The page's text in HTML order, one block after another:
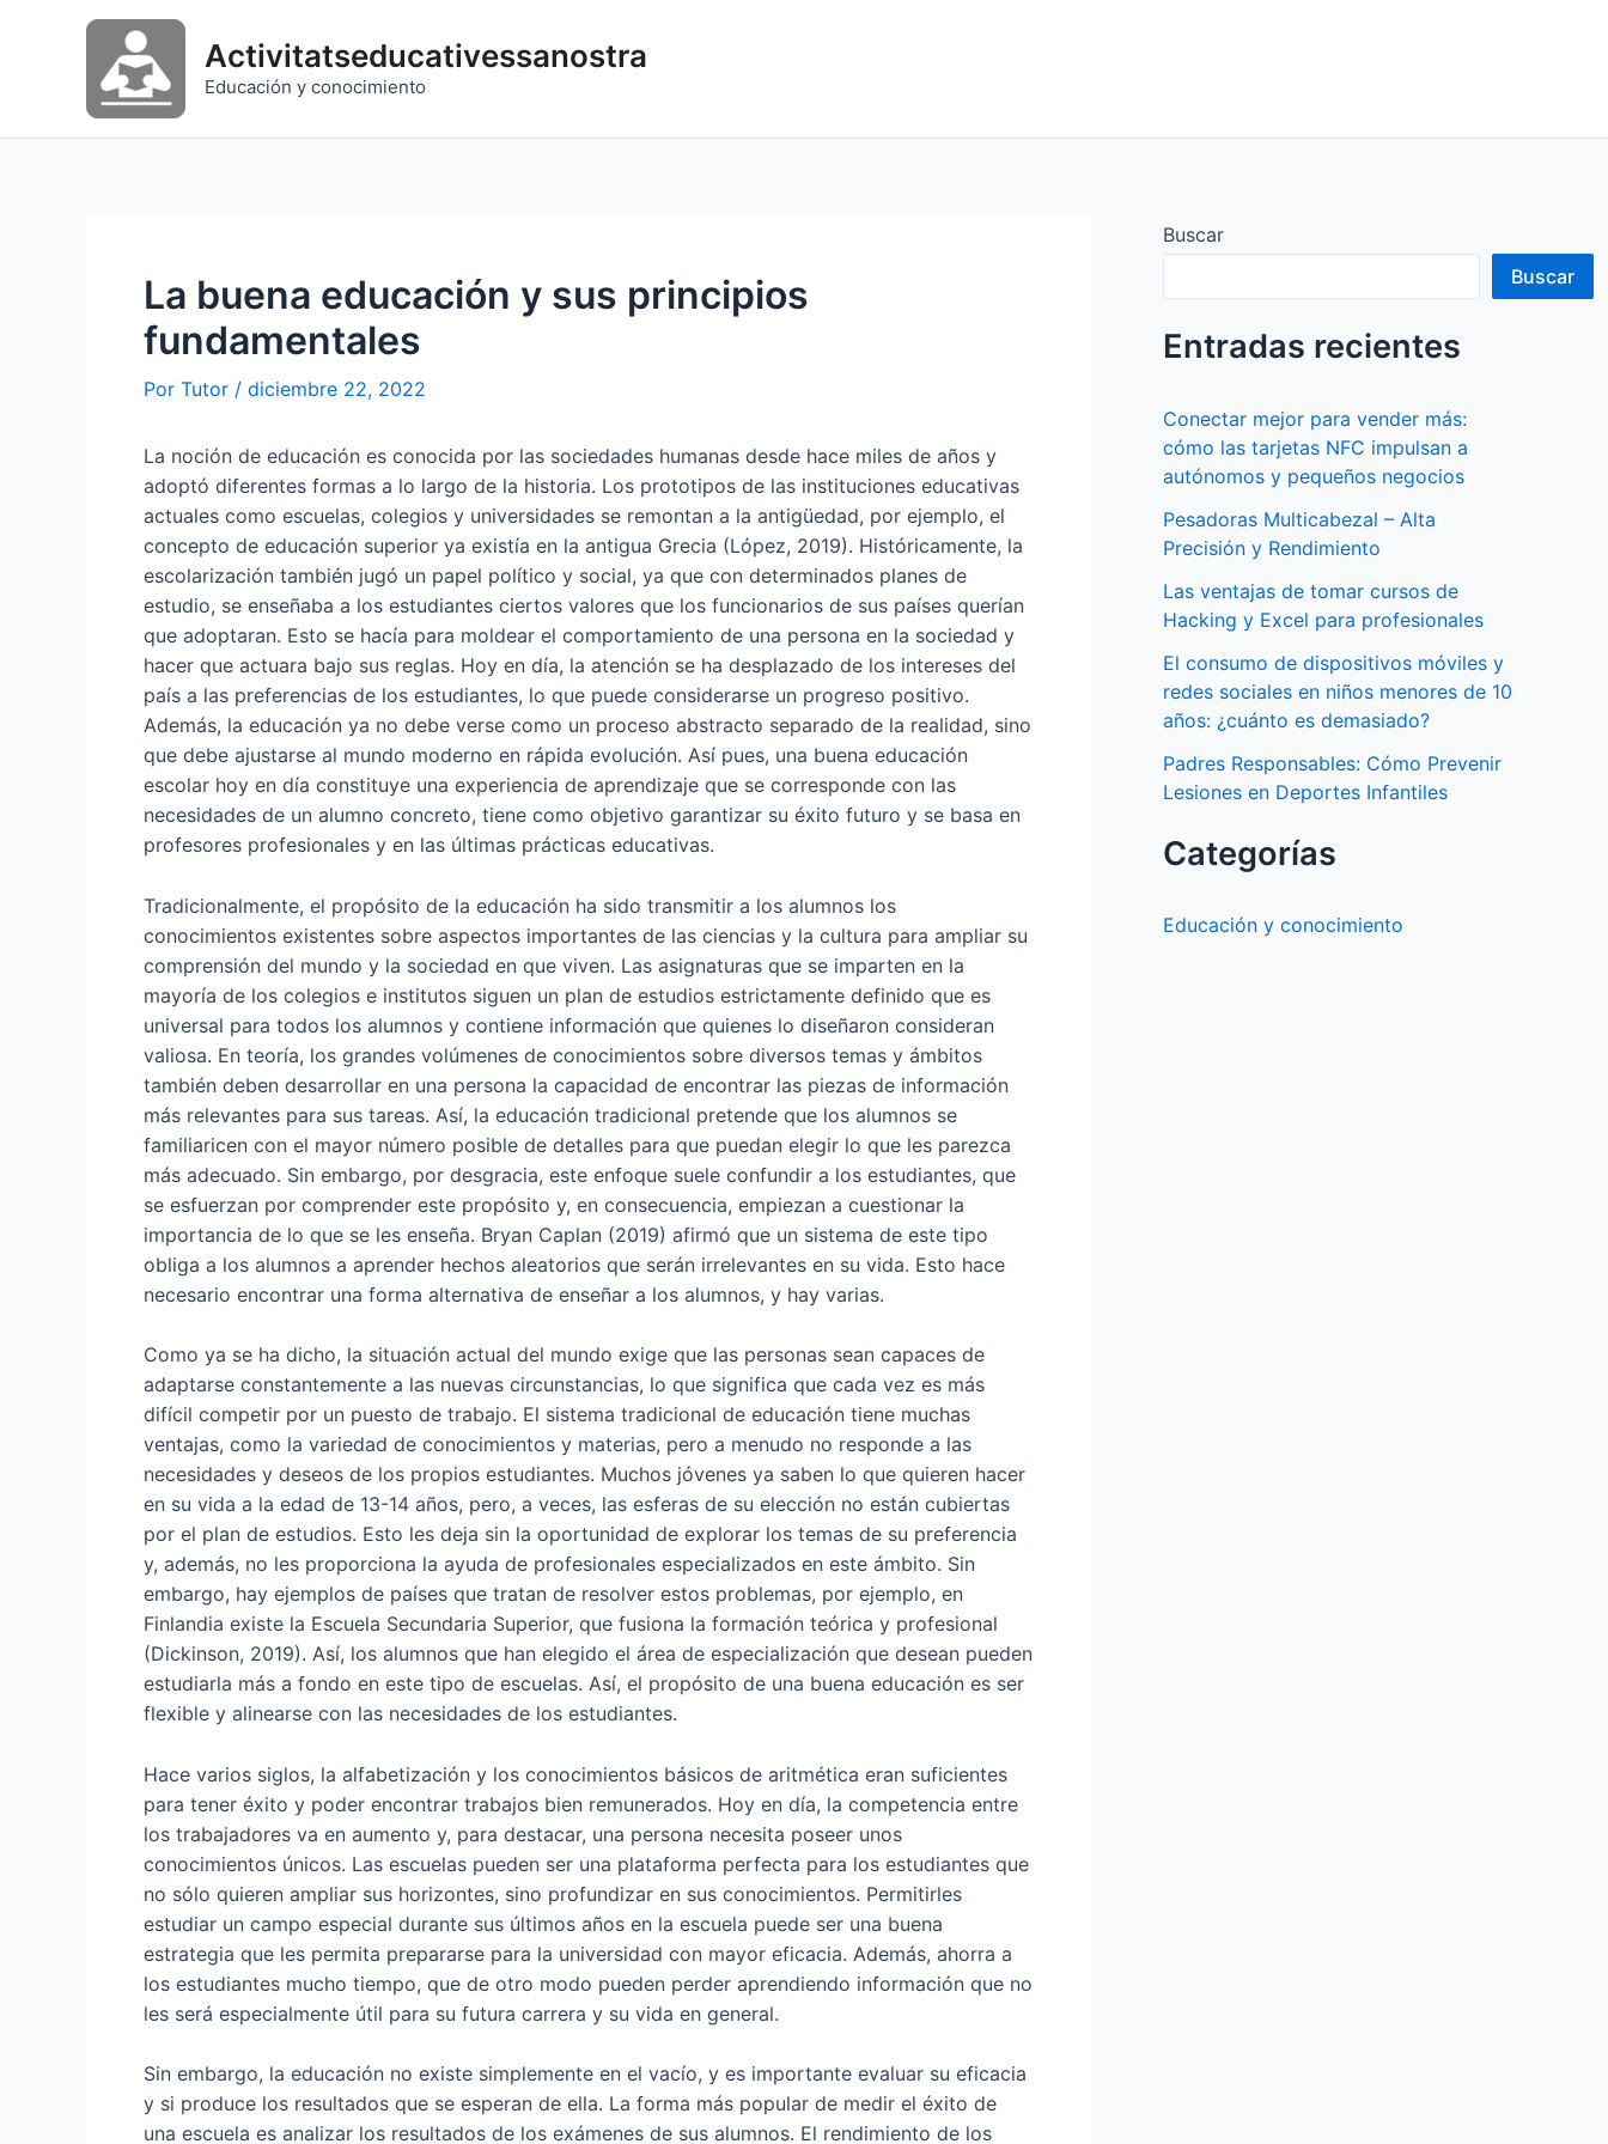
Activitatseducativessanostra
Educación y conocimiento
La buena educación y sus principios
fundamentales
Por Tutor / diciembre 22, 2022
La noción de educación es conocida por las sociedades humanas desde hace miles de años y
adoptó diferentes formas a lo largo de la historia. Los prototipos de las instituciones educativas
actuales como escuelas, colegios y universidades se remontan a la antigüedad, por ejemplo, el
concepto de educación superior ya existía en la antigua Grecia (López, 2019). Históricamente, la
escolarización también jugó un papel político y social, ya que con determinados planes de
estudio, se enseñaba a los estudiantes ciertos valores que los funcionarios de sus países querían
que adoptaran. Esto se hacía para moldear el comportamiento de una persona en la sociedad y
hacer que actuara bajo sus reglas. Hoy en día, la atención se ha desplazado de los intereses del
país a las preferencias de los estudiantes, lo que puede considerarse un progreso positivo.
Además, la educación ya no debe verse como un proceso abstracto separado de la realidad, sino
que debe ajustarse al mundo moderno en rápida evolución. Así pues, una buena educación
escolar hoy en día constituye una experiencia de aprendizaje que se corresponde con las
necesidades de un alumno concreto, tiene como objetivo garantizar su éxito futuro y se basa en
profesores profesionales y en las últimas prácticas educativas.
Tradicionalmente, el propósito de la educación ha sido transmitir a los alumnos los
conocimientos existentes sobre aspectos importantes de las ciencias y la cultura para ampliar su
comprensión del mundo y la sociedad en que viven. Las asignaturas que se imparten en la
mayoría de los colegios e institutos siguen un plan de estudios estrictamente definido que es
universal para todos los alumnos y contiene información que quienes lo diseñaron consideran
valiosa. En teoría, los grandes volúmenes de conocimientos sobre diversos temas y ámbitos
también deben desarrollar en una persona la capacidad de encontrar las piezas de información
más relevantes para sus tareas. Así, la educación tradicional pretende que los alumnos se
familiaricen con el mayor número posible de detalles para que puedan elegir lo que les parezca
más adecuado. Sin embargo, por desgracia, este enfoque suele confundir a los estudiantes, que
se esfuerzan por comprender este propósito y, en consecuencia, empiezan a cuestionar la
importancia de lo que se les enseña. Bryan Caplan (2019) afirmó que un sistema de este tipo
obliga a los alumnos a aprender hechos aleatorios que serán irrelevantes en su vida. Esto hace
necesario encontrar una forma alternativa de enseñar a los alumnos, y hay varias.
Como ya se ha dicho, la situación actual del mundo exige que las personas sean capaces de
adaptarse constantemente a las nuevas circunstancias, lo que significa que cada vez es más
difícil competir por un puesto de trabajo. El sistema tradicional de educación tiene muchas
ventajas, como la variedad de conocimientos y materias, pero a menudo no responde a las
necesidades y deseos de los propios estudiantes. Muchos jóvenes ya saben lo que quieren hacer
en su vida a la edad de 13-14 años, pero, a veces, las esferas de su elección no están cubiertas
por el plan de estudios. Esto les deja sin la oportunidad de explorar los temas de su preferencia
y, además, no les proporciona la ayuda de profesionales especializados en este ámbito. Sin
embargo, hay ejemplos de países que tratan de resolver estos problemas, por ejemplo, en
Finlandia existe la Escuela Secundaria Superior, que fusiona la formación teórica y profesional
(Dickinson, 2019). Así, los alumnos que han elegido el área de especialización que desean pueden
estudiarla más a fondo en este tipo de escuelas. Así, el propósito de una buena educación es ser
flexible y alinearse con las necesidades de los estudiantes.
Hace varios siglos, la alfabetización y los conocimientos básicos de aritmética eran suficientes
para tener éxito y poder encontrar trabajos bien remunerados. Hoy en día, la competencia entre
los trabajadores va en aumento y, para destacar, una persona necesita poseer unos
conocimientos únicos. Las escuelas pueden ser una plataforma perfecta para los estudiantes que
no sólo quieren ampliar sus horizontes, sino profundizar en sus conocimientos. Permitirles
estudiar un campo especial durante sus últimos años en la escuela puede ser una buena
estrategia que les permita prepararse para la universidad con mayor eficacia. Además, ahorra a
los estudiantes mucho tiempo, que de otro modo pueden perder aprendiendo información que no
les será especialmente útil para su futura carrera y su vida en general.
Sin embargo, la educación no existe simplemente en el vacío, y es importante evaluar su eficacia
y si produce los resultados que se esperan de ella. La forma más popular de medir el éxito de
una escuela es analizar los resultados de los exámenes de sus alumnos. El rendimiento de los
Buscar
Buscar
Entradas recientes
Conectar mejor para vender más:
cómo las tarjetas NFC impulsan a
autónomos y pequeños negocios
Pesadoras Multicabezal – Alta
Precisión y Rendimiento
Las ventajas de tomar cursos de
Hacking y Excel para profesionales
El consumo de dispositivos móviles y
redes sociales en niños menores de 10
años: ¿cuánto es demasiado?
Padres Responsables: Cómo Prevenir
Lesiones en Deportes Infantiles
Categorías
Educación y conocimiento